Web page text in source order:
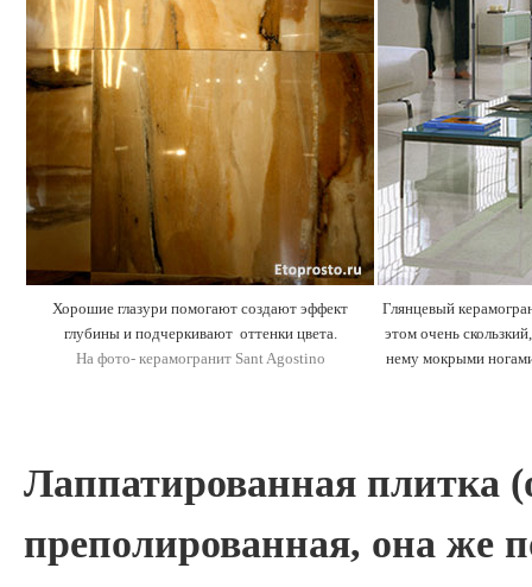
Хорошие глазури помогают создают эффект
глубины и подчеркивают оттенки цвета.
На фото- керамогранит Sant Agostino
Глянцевый
этом очень
нему мокрыми
Лаппатированная плитка
преполированная, она же